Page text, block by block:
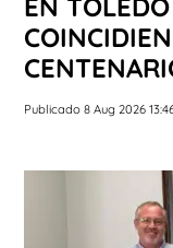
EN
Publicado 8 Aug 2026